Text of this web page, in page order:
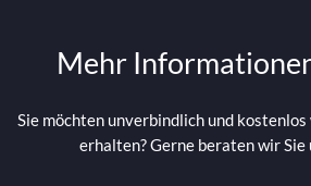
Mehr
Sie möchten unverbindlich und
erhalten? Gerne beraten wir Sie